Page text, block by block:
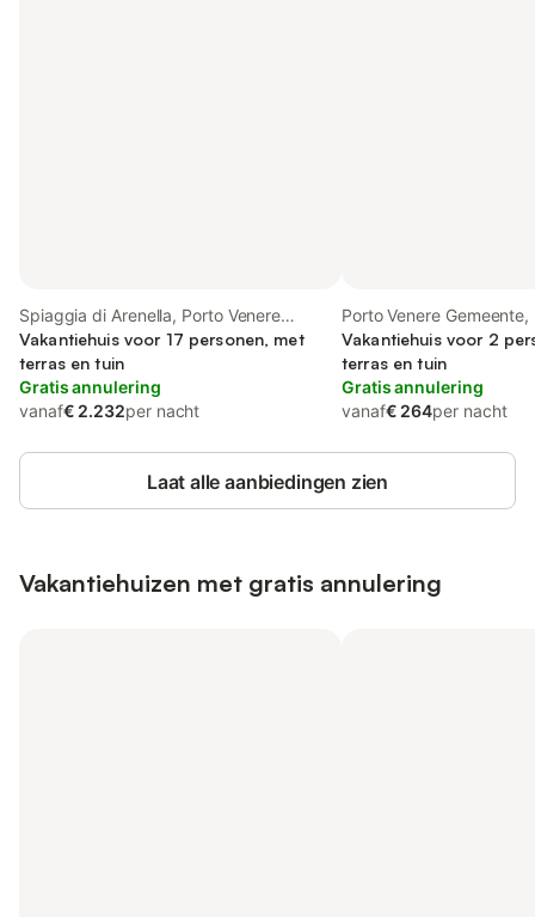
Spiaggia di Arenella, Porto Venere
Gemeente
Vakantiehuis voor 17 personen, met
terras en tuin
Gratis annulering
vanaf€ 2.232per nacht
Porto Venere Gemeente,
Levante
Vakantiehuis voor 2
terras en tuin
Gratis annulering
vanaf€ 264per nacht
Laat alle aanbiedingen zien
Vakantiehuizen met gratis annulering